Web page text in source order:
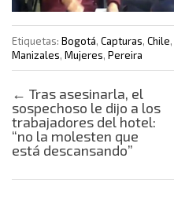
Etiquetas: Bogotá, Capturas, Chile,
Manizales, Mujeres, Pereira
Post navigation
← Tras asesinarla, el
sospechoso le dijo a los
trabajadores del hotel:
“no la molesten que
está descansando”